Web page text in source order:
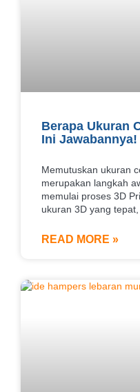
Berapa Ukuran
Ini Jawabannya!
Memutuskan ukuran
merupakan langkah
memulai proses 3D
ukuran 3D yang
READ MORE »